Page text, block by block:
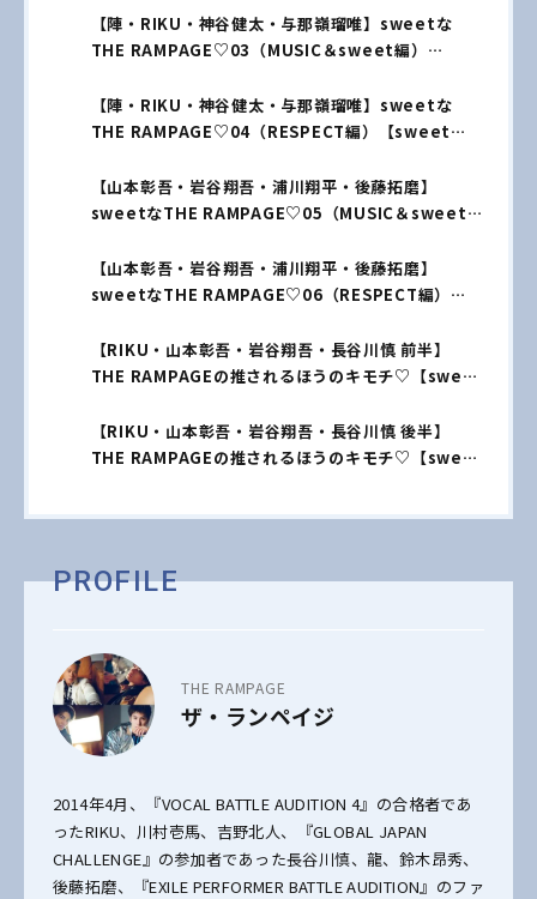
【陣・RIKU・神谷健太・与那嶺瑠唯】sweetな
THE RAMPAGE♡03（MUSIC＆sweet編）
【陣・RIKU・神谷健太・与那嶺瑠唯】sweetな
THE RAMPAGE♡04（RESPECT編）【sweet
【山本彰吾・岩谷翔吾・浦川翔平・後藤拓磨】
sweetなTHE RAMPAGE♡05（MUSIC＆sweet
【山本彰吾・岩谷翔吾・浦川翔平・後藤拓磨】
sweetなTHE RAMPAGE♡06（RESPECT編）
【RIKU・山本彰吾・岩谷翔吾・長谷川慎 前半】
THE RAMPAGEの推されるほうのキモチ♡【sweet
【RIKU・山本彰吾・岩谷翔吾・長谷川慎 後半】
THE RAMPAGEの推されるほうのキモチ♡【sweet
PROFILE
THE RAMPAGE
ザ・ランペイジ
2014年4月、『VOCAL BATTLE AUDITION 4』の合格者であ
ったRIKU、川村壱馬、吉野北人、『GLOBAL JAPAN
CHALLENGE』の参加者であった長谷川慎、龍、鈴木昂秀、
後藤拓磨、『EXILE PERFORMER BATTLE AUDITION』のファ